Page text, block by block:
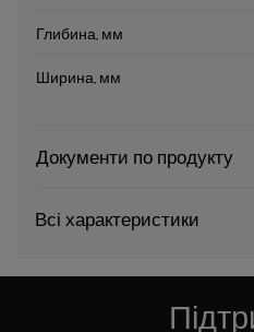
Глибина, мм
Ширина, мм
Документи по продукту
Всі характеристики